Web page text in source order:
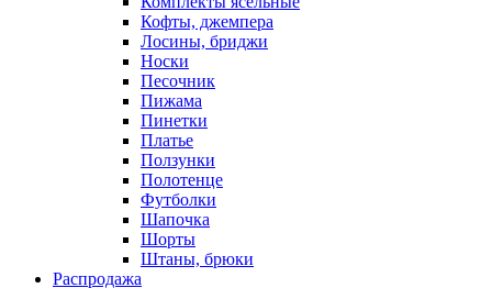
Кофты, джемпера
Лосины, бриджи
Носки
Песочник
Пижама
Пинетки
Платье
Ползунки
Полотенце
Футболки
Шапочка
Шорты
Штаны, брюки
Распродажа